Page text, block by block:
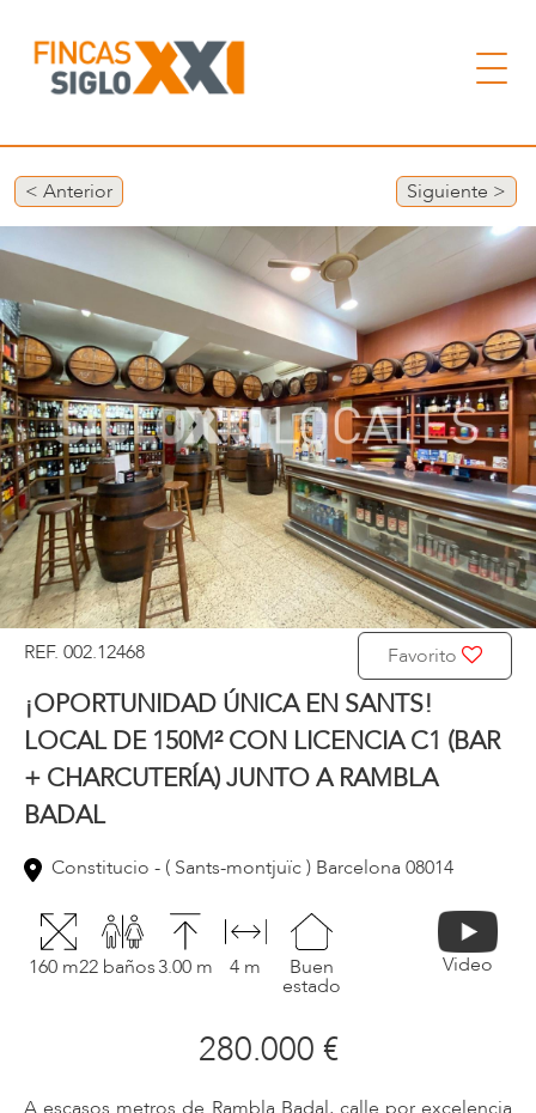
< Anterior Siguiente >
REF. 002.12468 Favorito
¡OPORTUNIDAD ÚNICA EN SANTS!
LOCAL DE 150M² CON LICENCIA C1 (BAR
+ CHARCUTERÍA) JUNTO A RAMBLA
BADAL
Constitucio - ( Sants-montjuïc ) Barcelona 08014
160 m22 baños3.00 m 4 m Buen
estado
Video
280.000 €